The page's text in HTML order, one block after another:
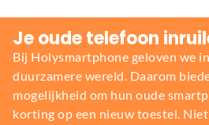
Je oude telefoon
Bij Holysmartphone geloven we
duurzamere wereld. Daarom
mogelijkheid om hun oude
korting op een nieuw toestel.